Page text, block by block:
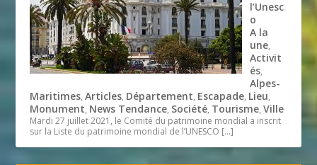
l’Unesc
o
A la
une,
Activit
és,
Alpes-
Maritimes,Articles, Département, Escapade, Lieu,
Monument, News Tendance, Société, Tourisme,Ville
Mardi 27 juillet 2021, le Comité du patrimoine mondial a inscrit
sur la Liste du patrimoine mondial de l’UNESCO […]